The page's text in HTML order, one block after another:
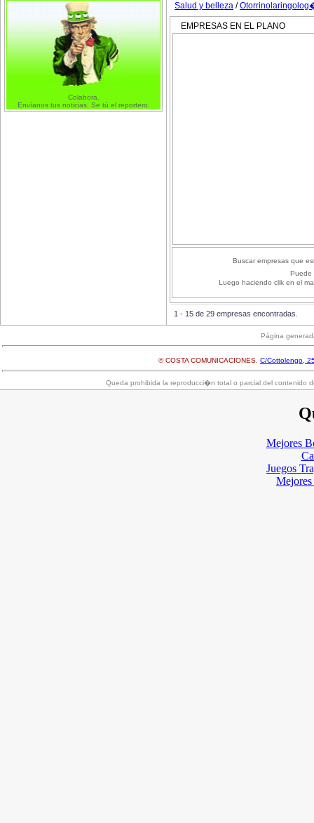
Colabora.
Envíanos tus noticias. Se tú el reportero.
Salud y belleza /
EMPRESAS EN EL PLANO
Buscar empresas que
Puede
Luego haciendo clik en el
1 - 15 de 29 empresas encontradas.
Página
© COSTA COMUNICACIONES. C/Cottolengo,
Queda prohibida la reproducci�n total o parcial del contenido
Mejores
Juegos